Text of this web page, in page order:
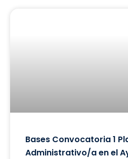
Bases Convocatoria 1
Administrativo/a en el